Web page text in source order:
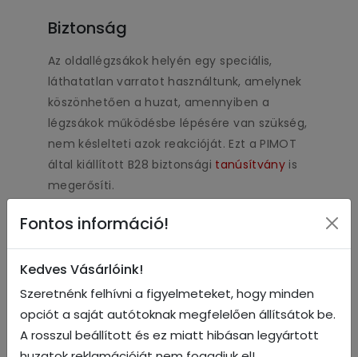
Biztonság
Az oldallégzsákok helyén egy speciális,
láthatatlan varratot használtunk, amelynek
köszönhetően a huzat, amennyiben a
légzsákok működésbe lépésére van szükség,
nem késlelteti azok reakcióját. Ezt a PIMOT
által kiállított B28 biztonsági tanúsítvány is
megerősíti.
Választható színek
Fontos információ!
Kedves Vásárlóink!
Szeretnénk felhívni a figyelmeteket, hogy minden
opciót a saját autótoknak megfelelően állítsátok be.
A rosszul beállított és ez miatt hibásan legyártott